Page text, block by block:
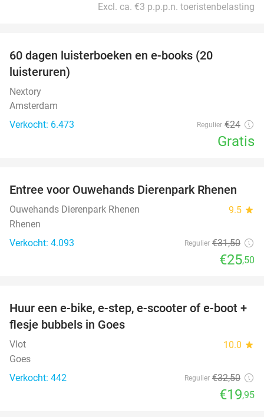
Excl. ca. €3 p.p.p.n. toeristenbelasting
60 dagen luisterboeken en e-books (20
luisteruren)
Nextory
Amsterdam
Verkocht: 6.473
Regulier €24
Gratis
19%
Entree voor Ouwehands Dierenpark Rhenen
Ouwehands Dierenpark Rhenen 9.5 star
Rhenen
Verkocht: 4.093
Regulier €31,50
€25,50
39%
Huur een e-bike, e-step, e-scooter of e-boot +
flesje bubbels in Goes
Vlot 10.0 star
Goes
Verkocht: 442
Regulier €32,50
€19,95